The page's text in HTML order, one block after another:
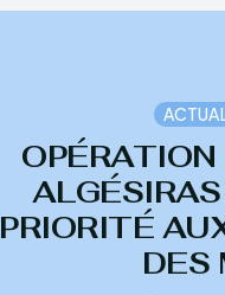
PRIORITÉ
DES